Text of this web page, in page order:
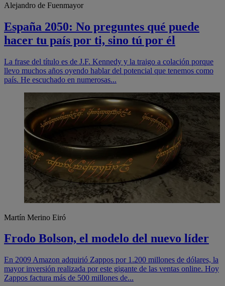
Alejandro de Fuenmayor
España 2050: No preguntes qué puede
hacer tu país por ti, sino tú por él
La frase del título es de J.F. Kennedy y la traigo a colación porque
llevo muchos años oyendo hablar del potencial que tenemos como
país. He escuchado en numerosas...
Martín Merino Eiró
Frodo Bolson, el modelo del nuevo líder
En 2009 Amazon adquirió Zappos por 1.200 millones de dólares, la
mayor inversión realizada por este gigante de las ventas online. Hoy
Zappos factura más de 500 millones de...